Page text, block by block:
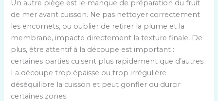
t
r
e
z
u
n
e
v
Un autre piège est le manque de préparation du fruit
de mer avant cuisson. Ne pas nettoyer correctement
les encornets, ou oublier de retirer la plume et la
membrane, impacte directement la texture finale. De
plus, être attentif à la découpe est important :
certaines parties cuisent plus rapidement que d’autres.
La découpe trop épaisse ou trop irrégulière
déséquilibre la cuisson et peut gonfler ou durcir
certaines zones.